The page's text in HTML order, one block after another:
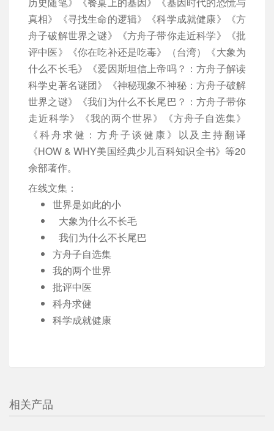
真相》《寻找生命的逻辑》《科学成就健康》《方
舟子破解世界之谜》《方舟子带你走近科学》《批
评中医》《你在吃补还是吃毒》（台湾）《大象为
什么不长毛》《爱因斯坦信上帝吗？：方舟子解读
科学史著名谜团》《神秘现象不神秘：方舟子破解
世界之谜》《我们为什么不长尾巴？：方舟子带你
走近科学》《我的两个世界》《方舟子自选集》
《科舟求健：方舟子谈健康》以及主持翻译
《HOW & WHY美国经典少儿百科知识全书》等20
余部著作。
在线文集：
世界是如此的小
大象为什么不长毛
我们为什么不长尾巴
方舟子自选集
我的两个世界
批评中医
科舟求健
科学成就健康
相关产品